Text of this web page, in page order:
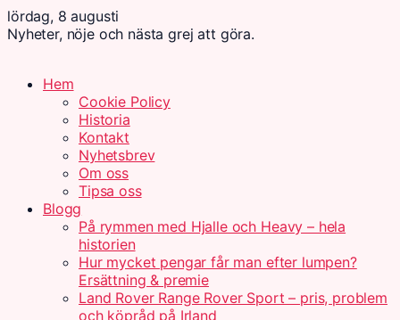
lördag, 8 augusti
Nyheter, nöje och nästa grej att göra.
Hem
Cookie Policy
Historia
Kontakt
Nyhetsbrev
Om oss
Tipsa oss
Blogg
På rymmen med Hjalle och Heavy – hela
historien
Hur mycket pengar får man efter lumpen?
Ersättning & premie
Land Rover Range Rover Sport – pris, problem
och köpråd på Irland